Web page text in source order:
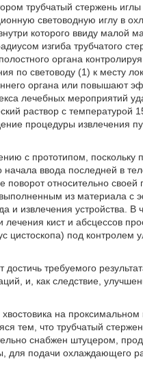
трубчатый стержень
световодную иглу в
которого ввиду малой
изгиба трубчатого
органа
по световоду (1) к месту
органа или повышают
лечебных мероприятий
раствор с температурой
процедуры извлечения
с прототипом, поскольку
ввода последней в
относительно своей
из материала с
извлечения устройства. В
кист и абсцессов
цистоскопа) под контролем
требуемого
и, как следствие,
на
тем, что трубчатый
снабжен штуцером,
для подачи охлаждающего